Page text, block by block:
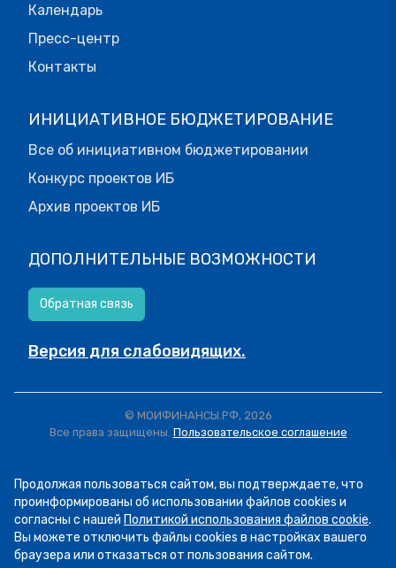
Календарь
Пресс-центр
Контакты
ИНИЦИАТИВНОЕ БЮДЖЕТИРОВАНИЕ
Все об инициативном бюджетировании
Конкурс проектов ИБ
Архив проектов ИБ
ДОПОЛНИТЕЛЬНЫЕ ВОЗМОЖНОСТИ
Обратная связь
Версия для слабовидящих.
© МОИФИНАНСЫ.РФ, 2026
Все права защищены. Пользовательское соглашение
Продолжая пользоваться сайтом, вы подтверждаете, что
проинформированы об использовании файлов cookies и
согласны с нашей Политикой использования файлов cookie.
Вы можете отключить файлы cookies в настройках вашего
браузера или отказаться от пользования сайтом.